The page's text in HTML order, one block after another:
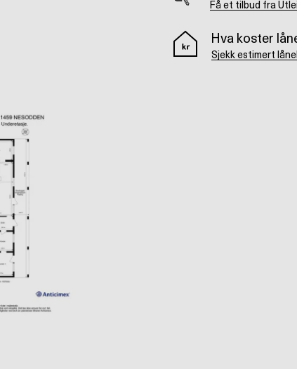
Få et tilbud fra
Hva koster
Sjekk estimert